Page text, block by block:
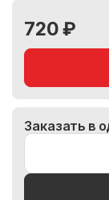
720 ₽
Заказать в